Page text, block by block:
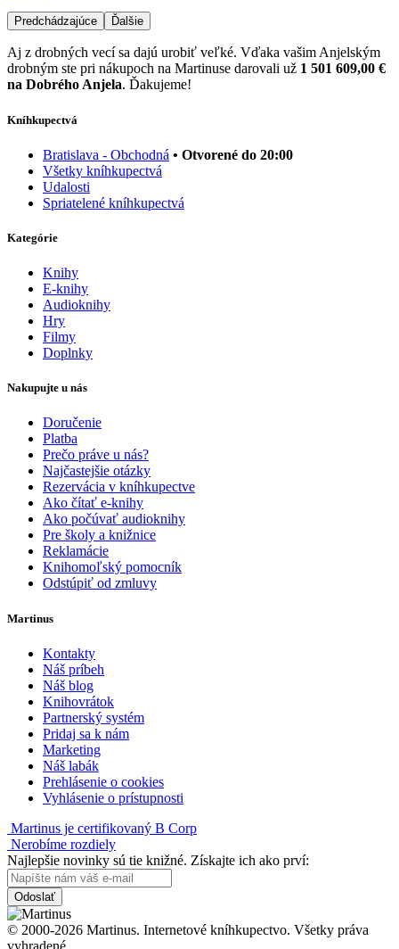
Predchádzajúce Ďalšie
Aj z drobných vecí sa dajú urobiť veľké. Vďaka vašim Anjelským
drobným ste pri nákupoch na Martinuse darovali už 1 501 609,00 €
na Dobrého Anjela. Ďakujeme!
Kníhkupectvá
Bratislava - Obchodná • Otvorené do 20:00
Všetky kníhkupectvá
Udalosti
Spriatelené kníhkupectvá
Kategórie
Knihy
E-knihy
Audioknihy
Hry
Filmy
Doplnky
Nakupujte u nás
Doručenie
Platba
Prečo práve u nás?
Najčastejšie otázky
Rezervácia v kníhkupectve
Ako čítať e-knihy
Ako počúvať audioknihy
Pre školy a knižnice
Reklamácie
Knihomoľský pomocník
Odstúpiť od zmluvy
Martinus
Kontakty
Náš príbeh
Náš blog
Knihovrátok
Partnerský systém
Pridaj sa k nám
Marketing
Náš labák
Prehlásenie o cookies
Vyhlásenie o prístupnosti
Martinus je certifikovaný B Corp
Nerobíme rozdiely
Najlepšie novinky sú tie knižné. Získajte ich ako prví:
Odoslať
© 2000-2026 Martinus. Internetové kníhkupectvo. Všetky práva
vyhradené.